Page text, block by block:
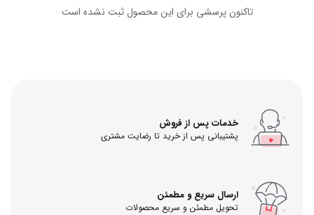
تاکنون پرسشی برای این محصول ثبت نشده است
خدمات پس از فروش
پشتیبانی پس از خرید تا رضایت مشتری
ارسال سریع و مطمئن
تحویل مطمئن و سریع محصولات